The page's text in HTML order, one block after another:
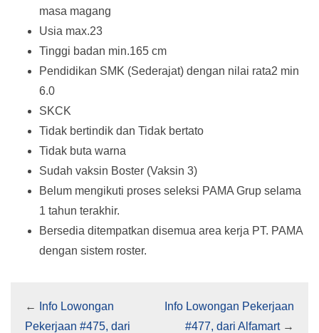
masa magang
Usia max.23
Tinggi badan min.165 cm
Pendidikan SMK (Sederajat) dengan nilai rata2 min
6.0
SKCK
Tidak bertindik dan Tidak bertato
Tidak buta warna
Sudah vaksin Boster (Vaksin 3)
Belum mengikuti proses seleksi PAMA Grup selama
1 tahun terakhir.
Bersedia ditempatkan disemua area kerja PT. PAMA
dengan sistem roster.
←
Info Lowongan
Pekerjaan #475, dari
Info Lowongan Pekerjaan
#477, dari Alfamart→